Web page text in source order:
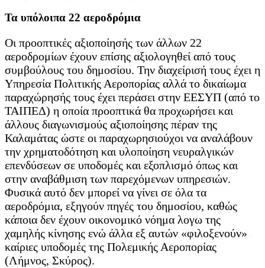
Τα υπόλοιπα 22 αεροδρόμια
Οι προοπτικές αξιοποίησής των άλλων 22
αεροδρομίων έχουν επίσης αξιολογηθεί από τους
συμβούλους του δημοσίου. Την διαχείρισή τους έχει η
Υπηρεσία Πολιτικής Αεροπορίας αλλά το δικαίωμα
παραχώρησής τους έχει περάσει στην ΕΕΣΥΠ (από το
ΤΑΙΠΕΔ) η οποία προοπτικά θα προχωρήσει και
άλλους διαγωνισμούς αξιοποίησης πέραν της
Καλαμάτας ώστε οι παραχωρησιούχοι να αναλάβουν
την χρηματοδότηση και υλοποίηση νευραλγικών
επενδύσεων σε υποδομές και εξοπλισμό όπως και
στην αναβάθμιση των παρεχόμενων υπηρεσιών.
Φυσικά αυτό δεν μπορεί να γίνει σε όλα τα
αεροδρόμια, εξηγούν πηγές του δημοσίου, καθώς
κάποια δεν έχουν οικονομικό νόημα λογω της
χαμηλής κίνησης ενώ άλλα εξ αυτών «φιλοξενούν»
καίριες υποδομές της Πολεμικής Αεροπορίας
(Λήμνος, Σκύρος).